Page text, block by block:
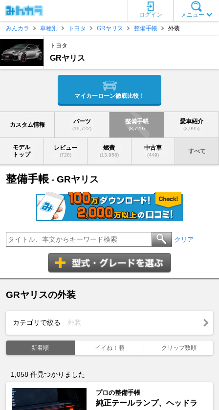
メニュー
ログイン
みんカラ
車種別 トヨタ GRヤリス 整備手帳 外装
トヨタ
GRヤリス
マイカーローン徹底比較！
カスタム情報 パーツ
(19,722)
整備手帳
(8,729)
愛車紹介
(2,995)
モデル
トップ
レビュー
(728)
燃費
(13,958)
中古車
(449)
すべて
整備手帳 - GRヤリス
クリア
GRヤリスの外装
カテゴリで絞る 外装
新着順 イイね！順 クリップ数順
1,058 件見つかりました
プロの整備手帳
純正テールランプ、ヘッドラ